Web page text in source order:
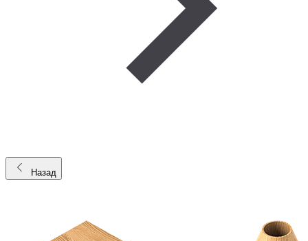
Назад